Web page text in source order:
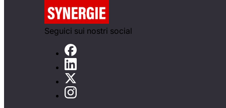
Seguici sui nostri social